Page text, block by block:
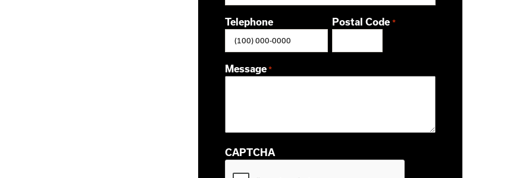
Telephone Postal Code *
Message *
CAPTCHA